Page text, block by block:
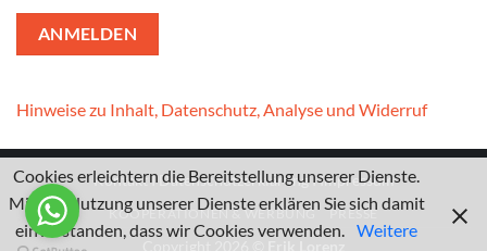
Hinweise zu Inhalt, Datenschutz, Analyse und Widerruf
KontaktI DatenschutzerklärungIImpressum
KOOPERATIONEN & WERBUNG PRESSE
Cookies erleichtern die Bereitstellung unserer Dienste.
Mit der Nutzung unserer Dienste erklären Sie sich damit
einverstanden, dass wir Cookies verwenden. Weitere